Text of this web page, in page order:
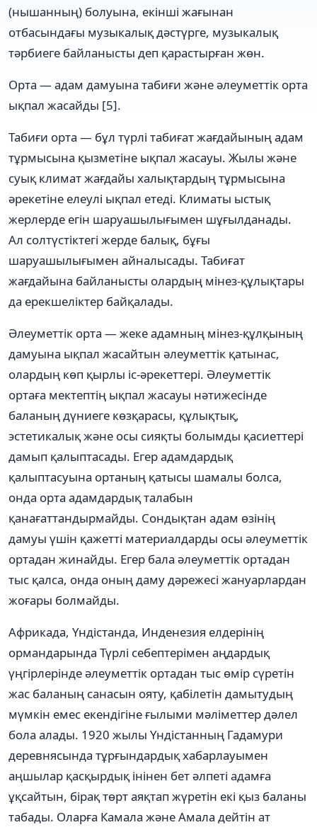
(нышанның) болуына, екінші жағынан
отбасындағы музыкалық дәстүрге, музыкалық
тәрбиеге байланысты деп қарастырған жөн.
Орта — адам дамуына табиғи және әлеуметтік орта
ықпал жасайды [5].
Табиғи орта — бұл түрлі табиғат жағдайының адам
тұрмысына қызметіне ықпал жасауы. Жылы және
суық климат жағдайы халықтардың тұрмысына
әрекетіне елеулі ықпал етеді. Климаты ыстық
жерлерде егін шаруашылығымен шұғылданады.
Ал солтүстіктегі жерде балық, бұғы
шаруашылығымен айналысады. Табиғат
жағдайына байланысты олардың мінез-құлықтары
да ерекшеліктер байқалады.
Әлеуметтік орта — жеке адамның мінез-құлқының
дамуына ықпал жасайтын әлеуметтік қатынас,
олардың көп қырлы іс-әрекеттері. Әлеуметтік
ортаға мектептің ықпал жасауы нәтижесінде
баланың дүниеге көзқарасы, құлықтық,
эстетикалық және осы сияқты болымды қасиеттері
дамып қалыптасады. Егер адамдардық
қалыптасуына ортаның қатысы шамалы болса,
онда орта адамдардық талабын
қанағаттандырмайды. Сондықтан адам өзінің
дамуы үшін қажетті материалдарды осы әлеуметтік
ортадан жинайды. Егер бала әлеуметтік ортадан
тыс қалса, онда оның даму дәрежесі жануарлардан
жоғары болмайды.
Африкада, Үндістанда, Инденезия елдерінің
ормандарында Түрлі себептерімен аңдардық
үңгірлерінде әлеуметтік ортадан тыс өмір сүретін
жас баланың санасын ояту, қабілетін дамытудың
мүмкін емес екендігіне ғылыми мәліметтер дәлел
бола алады. 1920 жылы Үндістанның Гадамури
деревнясында тұрғындардық хабарлауымен
аңшылар қасқырдық інінен бет әлпеті адамға
ұқсайтын, бірақ төрт аяқтап жүретін екі қыз баланы
табады. Оларға Камала және Амала дейтін ат